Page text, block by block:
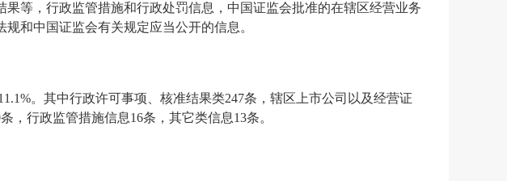
等，行政监管措施和行政处罚信息，中国证监会批准的在辖区经营业务
和中国证监会有关规定应当公开的信息。
。其中行政许可事项、核准结果类247条，辖区上市公司以及经营证
条，行政监管措施信息16条，其它类信息13条。